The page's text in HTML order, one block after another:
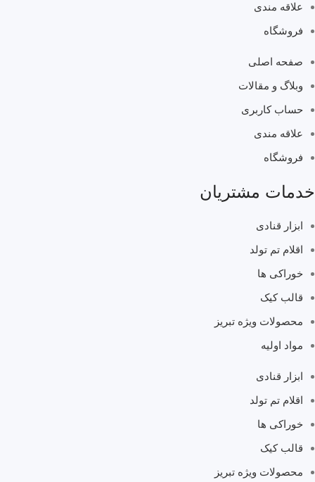
علاقه مندی
فروشگاه
صفحه اصلی
وبلاگ و مقالات
حساب کاربری
علاقه مندی
فروشگاه
خدمات مشتریان
ابزار قنادی
اقلام تم تولد
خوراکی ها
قالب کیک
محصولات ویژه تبریز
مواد اولیه
ابزار قنادی
اقلام تم تولد
خوراکی ها
قالب کیک
محصولات ویژه تبریز